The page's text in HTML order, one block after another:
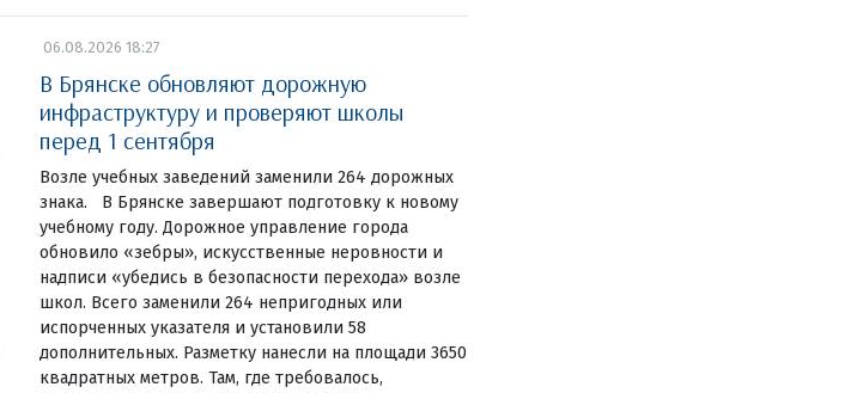
06.08.2026 18:27
В Брянске обновляют дорожную
инфраструктуру и проверяют школы
перед 1 сентября
Возле учебных заведений заменили 264 дорожных
знака. В Брянске завершают подготовку к новому
учебному году. Дорожное управление города
обновило «зебры», искусственные неровности и
надписи «убедись в безопасности перехода» возле
школ. Всего заменили 264 непригодных или
испорченных указателя и установили 58
дополнительных. Разметку нанесли на площади 3650
квадратных метров. Там, где требовалось,